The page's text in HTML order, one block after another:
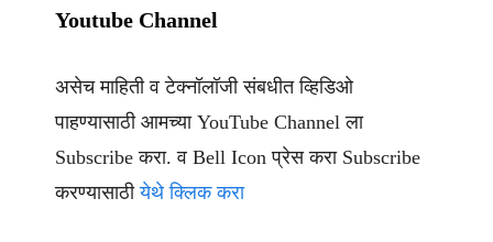
Youtube Channel
असेच माहिती व टेक्नॉलॉजी संबधीत व्हिडिओ
पाहण्यासाठी आमच्या YouTube Channel ला
Subscribe करा. व Bell Icon प्रेस करा Subscribe
करण्यासाठीयेथे क्लिक करा